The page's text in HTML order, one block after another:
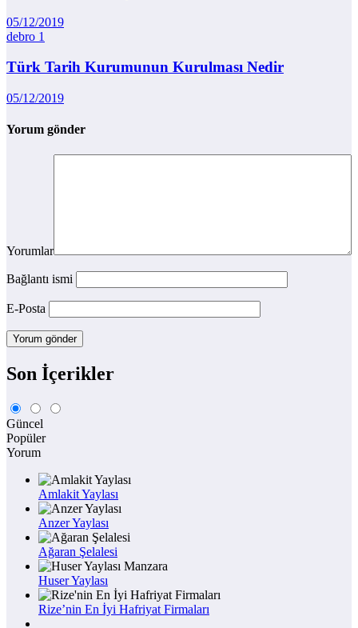
05/12/2019
debro 1
Türk Tarih Kurumunun Kurulması Nedir
05/12/2019
Yorum gönder
Yorumlar
Bağlantı ismi
E-Posta
Son İçerikler
Güncel
Popüler
Yorum
Amlakit Yaylası
Anzer Yaylası
Ağaran Şelalesi
Huser Yaylası
Rize’nin En İyi Hafriyat Firmaları